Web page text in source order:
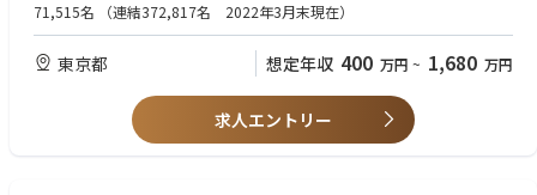
す.
職種①DCMの製品企画、プロジェクトマネージメント
職種③DCMのミドルウェア、アプリケーションソフトウェアの開発、評価
・車載ECU企画、開発における要求仕様開発、製品評価のいずれかの経験
求仕様開発、製品評価のいずれかの経験
・通信モジュール、チップセット開発における要求仕様開発、ソフトウェ
ア開発、製品評価のいずれかの経験
・上記開発におけるチームリーダーもしくはマネージャー経験
71,515名 （連結372,817名 2022年3月末現在）
東京都 想定年収 400 万円 ~ 1,680 万円
求人エントリー